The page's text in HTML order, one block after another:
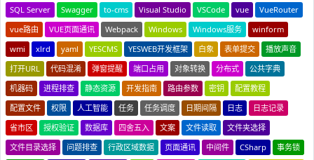
SQL Server
Swagger to-cms Visual Studio VSCode vue
VueRouter
vue路由
VUE页面通讯 Webpack Windows Windows服务
winform
wmi
xlrd yaml YESCMS YESWEB开发框架 白象 表单提交
播放声音
打开URL
代码混淆 弹窗提醒 端口占用 对象转换 分布式
公共字典
机器码
进程排查 静态资源 开发指南 路由参数 密钥
配置教程
配置文件
权限 人工智能 任务 任务调度 日期间隔 日志
日志记录
省市区
授权验证 数据库 四舍五入 文案 文件读取
文件夹选择
文件目录选择
问题排查 行政区域数据 页面通讯 中间件 CSharp
事务锁